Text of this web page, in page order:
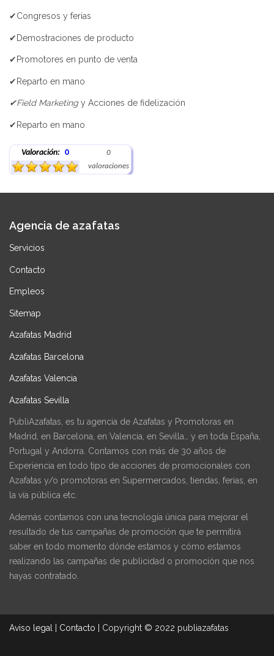
✔Congresos y ferias
✔Demostraciones de producto
✔Promotores en punto de venta
✔Reparto en mano
✔Field Marketingy Acciones de fidelización
✔Reparto en mano
Valoración: 0
0
valoraciones
Agencia de azafatas
Servicios
Contacto
Empleos
Sitemap
Azafatas Madrid
Azafatas Barcelona
Azafatas Valencia
Azafatas Sevilla
PubliAzafatas, es tu agencia de Azafatas y Promotoras en
Madrid, en Barcelona, en Valencia, en Sevilla… y en toda España,
Portugal y Andorra. Contamos con más de 30 años de
Experiencia en todo tipo de acciones de promocionales con
Azafatas y/o promotoras en Supermercados, tiendas, ferias, en
la vía pública etc.
Además contamos con una tecnología única para mejorar el
resultado de tus campañas de promoción que te permitirá
saber en todo momento dónde estamos y cómo estamos
realizando las campañas de publicidad o promoción que nos
hayas contratado.
Aviso legal Contacto Copyright © 2022 publiazafatas